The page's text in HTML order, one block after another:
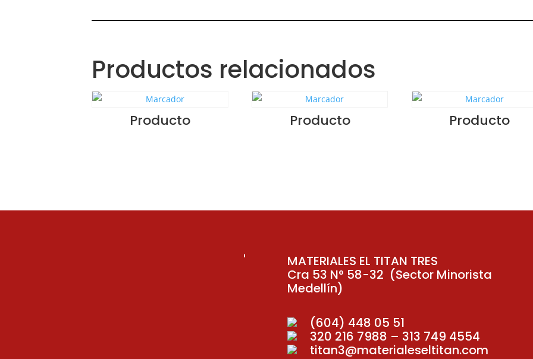
Productos relacionados
Producto Producto Producto
MATERIALES EL TITAN TRES
Cra 53 N° 58-32 (Sector Minorista
Medellín)
(604) 448 05 51
320 216 7988 – 313 749 4554
titan3@materialeseltitan.com